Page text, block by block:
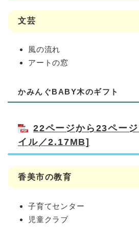
文芸
風の流れ
アートの窓
かみんぐBABY木のギフト
22ページから23ペー
イル／2.17MB]
香美市の教育
子育てセンター
児童クラブ